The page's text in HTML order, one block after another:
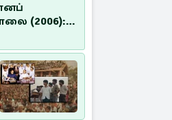
(2006):